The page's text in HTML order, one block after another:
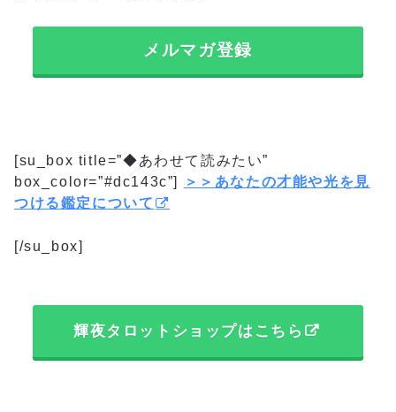
メルマガ登録
[su_box title=”◆あわせて読みたい”
box_color=”#dc143c”]
＞＞あなたの才能や光を見
つける鑑定について
[/su_box]
輝夜タロットショップはこちら